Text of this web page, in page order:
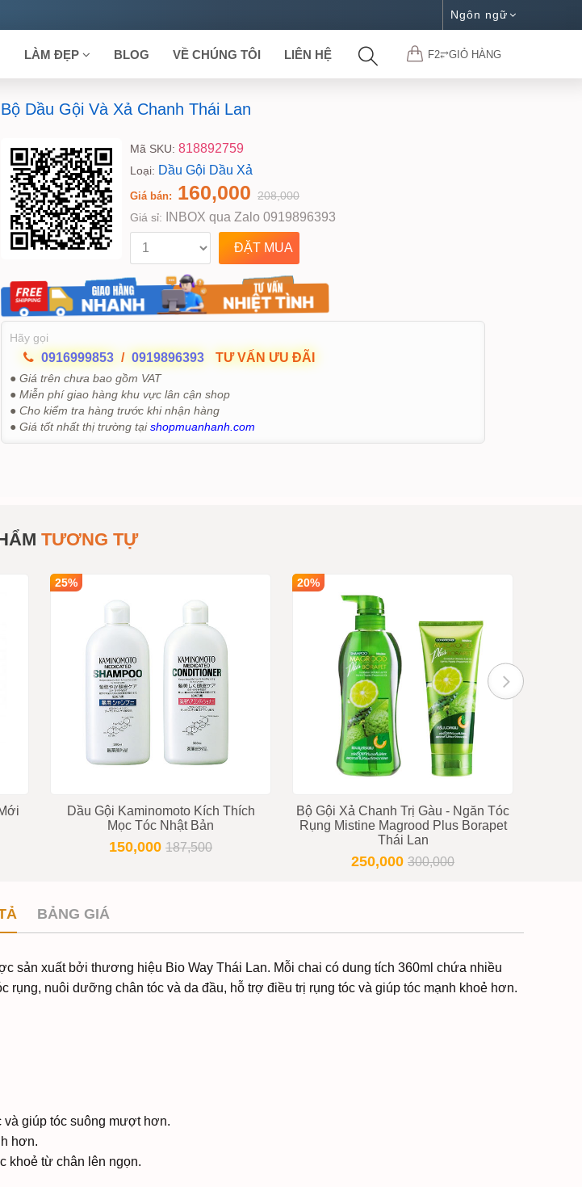
Ngôn ngữ
F2⥂GIỎ HÀNG
LÀM ĐẸP BLOG VỀ CHÚNG TÔI LIÊN HỆ
Bộ Dầu Gội Và Xả Chanh Thái Lan
Mã SKU: 818892759
Loại: Dầu Gội Dầu Xả
Giá bán: 160,000 208,000
Giá sỉ: INBOX qua Zalo 0919896393
Hãy gọi
0916999853 / 0919896393 TƯ VẤN ƯU ĐÃI
● Giá trên chưa bao gồm VAT
● Miễn phí giao hàng khu vực lân cận shop
● Cho kiểm tra hàng trước khi nhận hàng
● Giá tốt nhất thị trường tạishopmuanhanh.com
TƯƠNG TỰ
25%
Dầu Gội Kaminomoto Kích Thích
Mọc Tóc Nhật Bản
150,000 187,500
20%
Bộ Gội Xả Chanh Trị Gàu - Ngăn Tóc
Rụng Mistine Magrood Plus Borapet
Thái Lan
250,000 300,000
BẢNG GIÁ
sản xuất bởi thương hiệu Bio Way Thái Lan. Mỗi chai có dung tích 360ml chứa nhiều
nuôi dưỡng chân tóc và da đầu, hỗ trợ điều trị rụng tóc và giúp tóc mạnh khoẻ hơn.
giúp tóc suông mượt hơn.
hơn.
khoẻ từ chân lên ngọn.